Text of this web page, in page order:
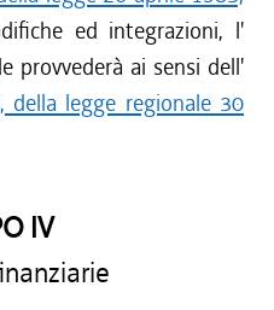
ed integrazioni, l'
provvederà ai sensi dell'
della legge regionale 30
IV